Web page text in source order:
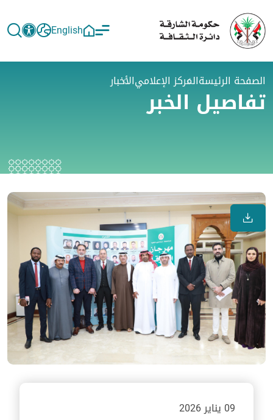
English
الصفحة الرئيسةالمركز الإعلاميالأخبار
تفاصيل الخبر
09 يناير 2026